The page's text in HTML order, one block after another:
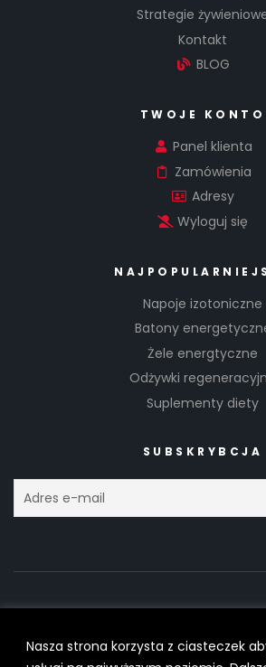
Nasza strona korzysta z ciasteczek
Strategie
Kontakt
BLOG
TWOJE KONTO
Panel klienta
Zamówienia
Adresy
Wyloguj się
Napoje izotoniczne
Batony
Żele energtyczne
Odżywki
Suplementy diety
SUBSKRYBCJA
Copyright © 2022 SilesiaRunner.pl I